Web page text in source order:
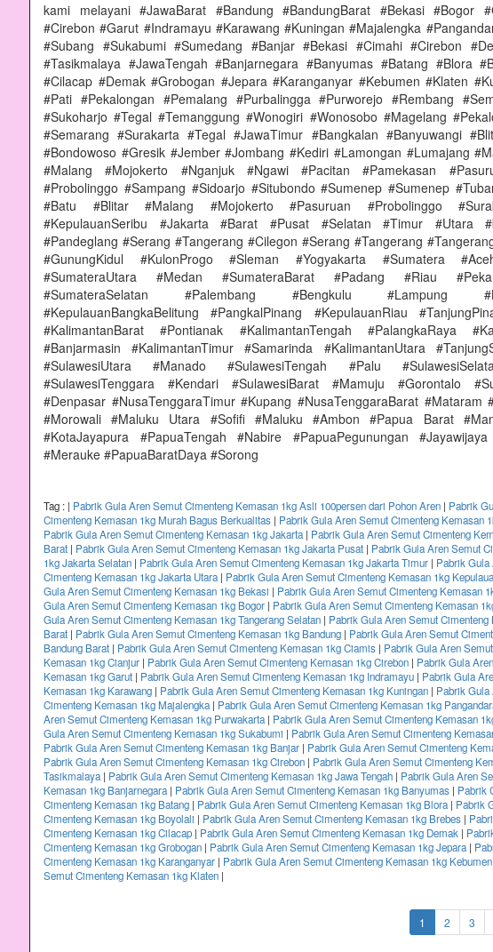
kami melayani #JawaBarat #Bandung #BandungBarat #Bekasi #Bogor
#Cirebon #Garut #Indramayu #Karawang #Kuningan #Majalengka
#Subang #Sukabumi #Sumedang #Banjar #Bekasi #Cimahi #Cirebon
#Tasikmalaya #JawaTengah #Banjarnegara #Banyumas #Batang #Blora
#Cilacap #Demak #Grobogan #Jepara #Karanganyar #Kebumen #Klaten
#Pati #Pekalongan #Pemalang #Purbalingga #Purworejo #Rembang
#Sukoharjo #Tegal #Temanggung #Wonogiri #Wonosobo #Magelang
#Semarang #Surakarta #Tegal #JawaTimur #Bangkalan #Banyuwangi
#Bondowoso #Gresik #Jember #Jombang #Kediri #Lamongan #Lumajang
#Malang #Mojokerto #Nganjuk #Ngawi #Pacitan #Pamekasan
#Probolinggo #Sampang #Sidoarjo #Situbondo #Sumenep #Sumenep
#Batu #Blitar #Malang #Mojokerto #Pasuruan #Probolinggo
#KepulauanSeribu #Jakarta #Barat #Pusat #Selatan #Timur #Utara
#Pandeglang #Serang #Tangerang #Cilegon #Serang #Tangerang
#GunungKidul #KulonProgo #Sleman #Yogyakarta #Sumatera
#SumateraUtara #Medan #SumateraBarat #Padang #Riau
#SumateraSelatan #Palembang #Bengkulu #Lampung
#KepulauanBangkaBelitung #PangkalPinang #KepulauanRiau
#KalimantanBarat #Pontianak #KalimantanTengah #PalangkaRaya
#Banjarmasin #KalimantanTimur #Samarinda #KalimantanUtara
#SulawesiUtara #Manado #SulawesiTengah #Palu
#SulawesiTenggara #Kendari #SulawesiBarat #Mamuju #Gorontalo
#Denpasar #NusaTenggaraTimur #Kupang #NusaTenggaraBarat #Mataram
#Morowali #Maluku Utara #Sofifi #Maluku #Ambon #Papua Barat
#KotaJayapura #PapuaTengah #Nabire #PapuaPegunungan #Jayawijaya
#Merauke #PapuaBaratDaya #Sorong
Tag : | Pabrik Gula Aren Semut Cimenteng Kemasan 1kg Asli 100persen dari Pohon Aren | Pabrik
Cimenteng Kemasan 1kg Murah Bagus Berkualitas | Pabrik Gula Aren Semut Cimenteng Kemasan
Pabrik Gula Aren Semut Cimenteng Kemasan 1kg Jakarta | Pabrik Gula Aren Semut Cimenteng
Barat | Pabrik Gula Aren Semut Cimenteng Kemasan 1kg Jakarta Pusat | Pabrik Gula Aren Semut
1kg Jakarta Selatan | Pabrik Gula Aren Semut Cimenteng Kemasan 1kg Jakarta Timur | Pabrik Gula
Cimenteng Kemasan 1kg Jakarta Utara | Pabrik Gula Aren Semut Cimenteng Kemasan 1kg
Gula Aren Semut Cimenteng Kemasan 1kg Bekasi | Pabrik Gula Aren Semut Cimenteng Kemasan
Gula Aren Semut Cimenteng Kemasan 1kg Bogor | Pabrik Gula Aren Semut Cimenteng Kemasan
Gula Aren Semut Cimenteng Kemasan 1kg Tangerang Selatan | Pabrik Gula Aren Semut Cimenteng
Barat | Pabrik Gula Aren Semut Cimenteng Kemasan 1kg Bandung | Pabrik Gula Aren Semut
Bandung Barat | Pabrik Gula Aren Semut Cimenteng Kemasan 1kg Ciamis | Pabrik Gula Aren
Kemasan 1kg Cianjur | Pabrik Gula Aren Semut Cimenteng Kemasan 1kg Cirebon | Pabrik Gula
Kemasan 1kg Garut | Pabrik Gula Aren Semut Cimenteng Kemasan 1kg Indramayu | Pabrik Gula
Kemasan 1kg Karawang | Pabrik Gula Aren Semut Cimenteng Kemasan 1kg Kuningan | Pabrik Gula
Cimenteng Kemasan 1kg Majalengka | Pabrik Gula Aren Semut Cimenteng Kemasan 1kg
Aren Semut Cimenteng Kemasan 1kg Purwakarta | Pabrik Gula Aren Semut Cimenteng Kemasan
Gula Aren Semut Cimenteng Kemasan 1kg Sukabumi | Pabrik Gula Aren Semut Cimenteng
Pabrik Gula Aren Semut Cimenteng Kemasan 1kg Banjar | Pabrik Gula Aren Semut Cimenteng
Pabrik Gula Aren Semut Cimenteng Kemasan 1kg Cirebon | Pabrik Gula Aren Semut Cimenteng
Tasikmalaya | Pabrik Gula Aren Semut Cimenteng Kemasan 1kg Jawa Tengah | Pabrik Gula Aren
Kemasan 1kg Banjarnegara | Pabrik Gula Aren Semut Cimenteng Kemasan 1kg Banyumas | Pabrik
Cimenteng Kemasan 1kg Batang | Pabrik Gula Aren Semut Cimenteng Kemasan 1kg Blora | Pabrik
Cimenteng Kemasan 1kg Boyolali | Pabrik Gula Aren Semut Cimenteng Kemasan 1kg Brebes |
Cimenteng Kemasan 1kg Cilacap | Pabrik Gula Aren Semut Cimenteng Kemasan 1kg Demak |
Cimenteng Kemasan 1kg Grobogan | Pabrik Gula Aren Semut Cimenteng Kemasan 1kg Jepara |
Cimenteng Kemasan 1kg Karanganyar | Pabrik Gula Aren Semut Cimenteng Kemasan 1kg Kebumen
Semut Cimenteng Kemasan 1kg Klaten |
1 (current)
2 3